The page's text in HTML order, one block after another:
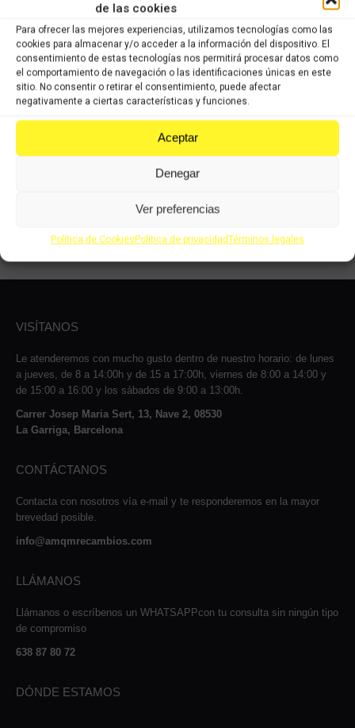
de las cookies
Para ofrecer las mejores experiencias, utilizamos tecnologías como las
cookies para almacenar y/o acceder a la información del dispositivo. El
consentimiento de estas tecnologías nos permitirá procesar datos como
el comportamiento de navegación o las identificaciones únicas en este
sitio. No consentir o retirar el consentimiento, puede afectar
negativamente a ciertas características y funciones.
Aceptar
Denegar
Ver preferencias
Política de CookiesPolítica de privacidadTérminos legales
BATERÍA POWER
VISÍTANOS
Le atenderemos con mucho gusto dentro de nuestro horario: de lunes
a jueves, de 8 a 14:00h y de 15 a 17:00h, viernes de 8:00 a 14:00 y
de 15:00 a 16:00 y los sábados de 9:00 a 13:00h.
Carrer Josep Maria Sert, 13, Nave 2, 08530
La Garriga, Barcelona
CONTÁCTANOS
Contacta con nosotros vía e-mail y te responderemos en la mayor
brevedad posible.
info@amqmrecambios.com
LLÁMANOS
Llámanos o escríbenos un WHATSAPPcon tu consulta sin ningún tipo
de compromiso
638 87 80 72
DÓNDE ESTAMOS